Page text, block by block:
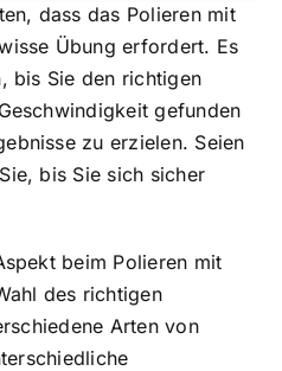
dass das Polieren mit
Übung erfordert. Es
bis Sie den richtigen
gefunden
zu erzielen. Seien
bis Sie sich sicher
beim Polieren mit
des richtigen
Arten von